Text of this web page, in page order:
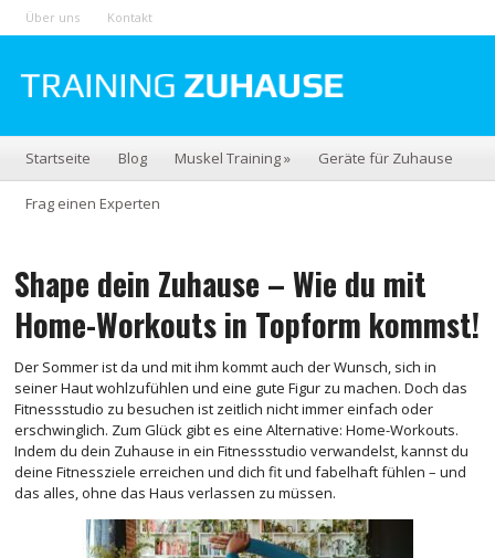
Über uns Kontakt
Startseite Blog Muskel Training» Geräte für Zuhause
Frag einen Experten
Shape dein Zuhause – Wie du mit
Home-Workouts in Topform kommst!
Der Sommer ist da und mit ihm kommt auch der Wunsch, sich in
seiner Haut wohlzufühlen und eine gute Figur zu machen. Doch das
Fitnessstudio zu besuchen ist zeitlich nicht immer einfach oder
erschwinglich. Zum Glück gibt es eine Alternative: Home-Workouts.
Indem du dein Zuhause in ein Fitnessstudio verwandelst, kannst du
deine Fitnessziele erreichen und dich fit und fabelhaft fühlen – und
das alles, ohne das Haus verlassen zu müssen.